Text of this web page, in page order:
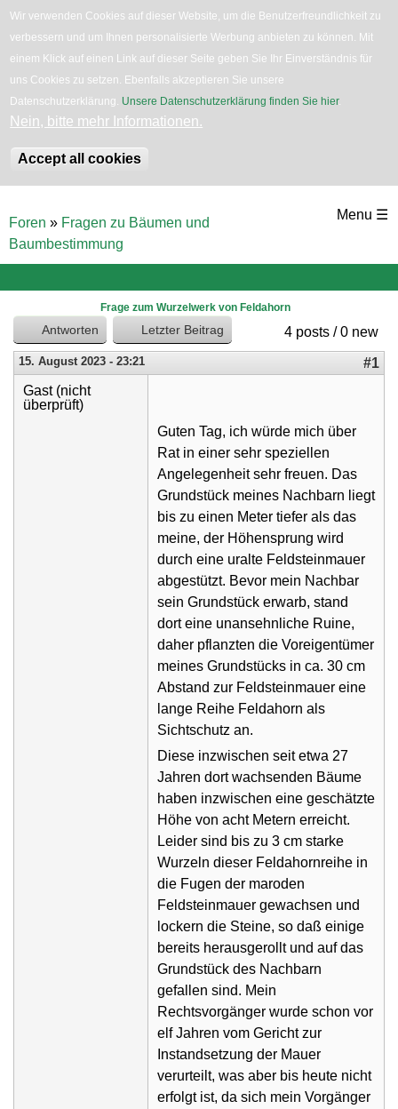
Wir verwenden Cookies auf dieser Website, um die Benutzerfreundlichkeit zu
verbessern und um Ihnen personalisierte Werbung anbieten zu können. Mit
einem Klick auf einen Link auf dieser Seite geben Sie Ihr Einverständnis für
uns Cookies zu setzen. Ebenfalls akzeptieren Sie unsere
Datenschutzerklärung. Unsere Datenschutzerklärung finden Sie hier.
Nein, bitte mehr Informationen.
Accept all cookies
zum
Inhalt
English Bäume Blumen Zurück
Menu ☰
Sie
sind
hier
Foren » Fragen zu Bäumen und
Baumbestimmung
Frage zum Wurzelwerk von Feldahorn
4 posts / 0 new
Antworten Letzter Beitrag
15. August 2023 - 23:21
#1
Gast (nicht
überprüft)
Guten Tag, ich würde mich über
Rat in einer sehr speziellen
Angelegenheit sehr freuen. Das
Grundstück meines Nachbarn liegt
bis zu einen Meter tiefer als das
meine, der Höhensprung wird
durch eine uralte Feldsteinmauer
abgestützt. Bevor mein Nachbar
sein Grundstück erwarb, stand
dort eine unansehnliche Ruine,
daher pflanzten die Voreigentümer
meines Grundstücks in ca. 30 cm
Abstand zur Feldsteinmauer eine
lange Reihe Feldahorn als
Sichtschutz an.
Diese inzwischen seit etwa 27
Jahren dort wachsenden Bäume
haben inzwischen eine geschätzte
Höhe von acht Metern erreicht.
Leider sind bis zu 3 cm starke
Wurzeln dieser Feldahornreihe in
die Fugen der maroden
Feldsteinmauer gewachsen und
lockern die Steine, so daß einige
bereits herausgerollt und auf das
Grundstück des Nachbarn
gefallen sind. Mein
Rechtsvorgänger wurde schon vor
elf Jahren vom Gericht zur
Instandsetzung der Mauer
verurteilt, was aber bis heute nicht
erfolgt ist, da sich mein Vorgänger